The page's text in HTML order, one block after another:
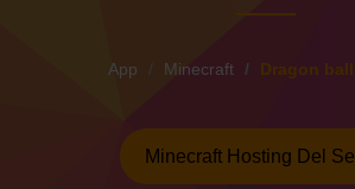
App Minecraft Dragon
Minecraft Hosting Del